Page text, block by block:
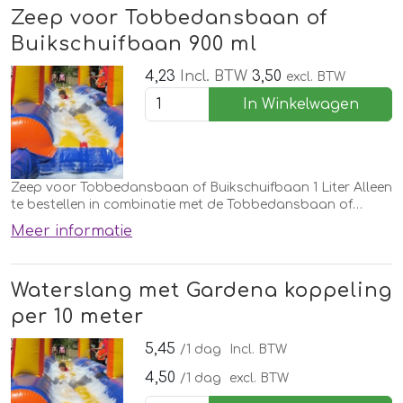
Zeep voor Tobbedansbaan of
Buikschuifbaan 900 ml
4,23 Incl. BTW3,50 excl. BTW
In Winkelwagen
Zeep voor Tobbedansbaan of Buikschuifbaan 1 Liter Alleen
te bestellen in combinatie met de Tobbedansbaan of
Buikschuifbaan
Meer informatie
Waterslang met Gardena koppeling
per 10 meter
5,45 /1 dag Incl. BTW
4,50 /1 dag excl. BTW